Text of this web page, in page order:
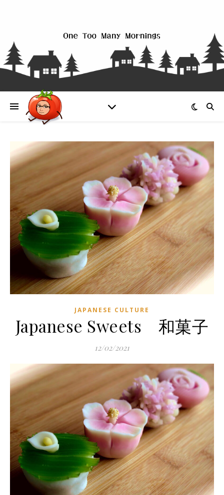
JAPANESE CULTURE
Japanese Sweets 和菓子
12/02/2021